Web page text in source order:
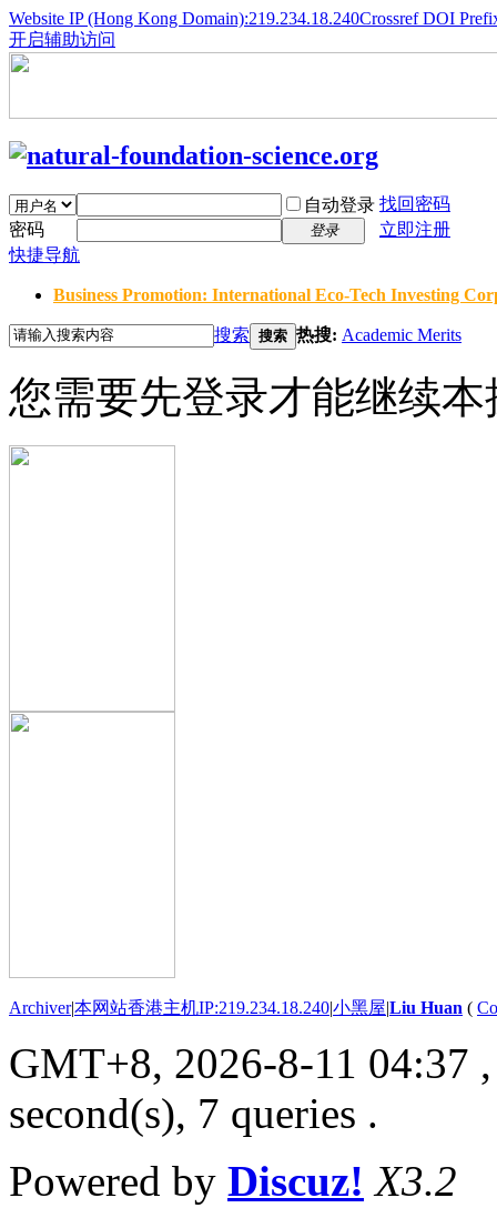
Website IP (Hong Kong Domain):219.234.18.240Crossref DOI
开启辅助访问
自动登录 找回密码
密码
登录
立即注册
快捷导航
Business Promotion: International Eco-Tech Investing
搜索 搜索 热搜: Academic Merits
您需要先登录才能继续本
Archiver|本网站香港主机IP:219.234.18.240|小黑屋|Liu Huan (
GMT+8, 2026-8-11 04:37
second(s), 7 queries .
Powered by Discuz! X3.2